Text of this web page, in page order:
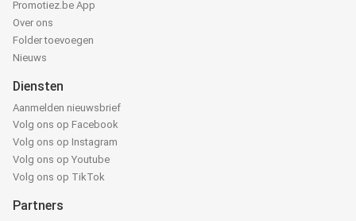
Promotiez.be App
Over ons
Folder toevoegen
Nieuws
Diensten
Aanmelden nieuwsbrief
Volg ons op Facebook
Volg ons op Instagram
Volg ons op Youtube
Volg ons op TikTok
Partners